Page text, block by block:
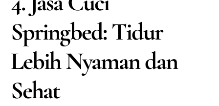
Springbed: Tidur
Lebih Nyaman dan
Sehat